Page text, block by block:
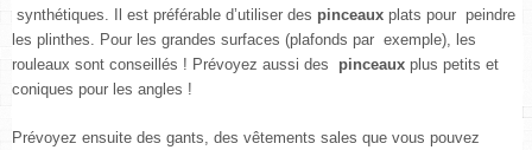
synthétiques. Il est préférable d’utiliser des pinceaux plats pour peindre
les plinthes. Pour les grandes surfaces (plafonds par exemple), les
rouleaux sont conseillés ! Prévoyez aussi des pinceaux plus petits et
coniques pour les angles !
Prévoyez ensuite des gants, des vêtements sales que vous pouvez